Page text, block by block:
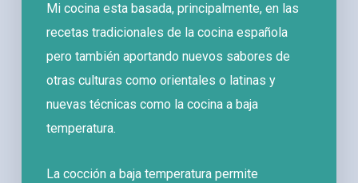
Mi cocina esta basada, principalmente, en las
recetas tradicionales de la cocina española
pero también aportando nuevos sabores de
otras culturas como orientales o latinas y
nuevas técnicas como la cocina a baja
temperatura.
La cocción a baja temperatura permite